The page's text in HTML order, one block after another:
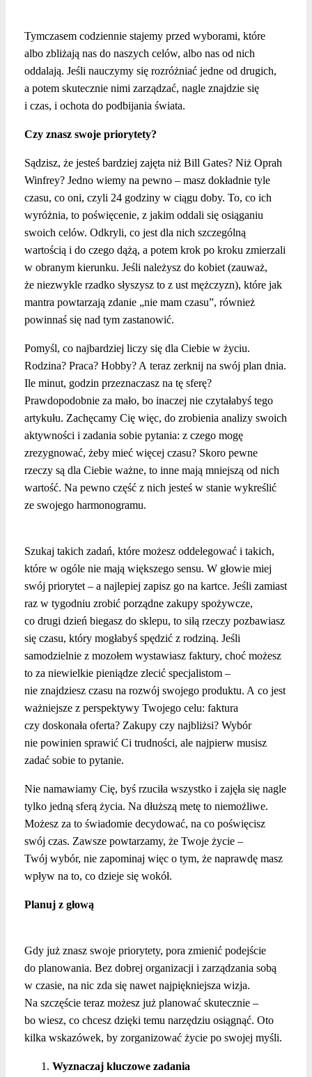
Tymczasem codziennie stajemy przed wyborami, które
albo zbliżają nas do naszych celów, albo nas od nich
oddalają. Jeśli nauczymy się rozróżniać jedne od drugich,
a potem skutecznie nimi zarządzać, nagle znajdzie się
i czas, i ochota do podbijania świata.
Czy znasz swoje priorytety?
Sądzisz, że jesteś bardziej zajęta niż Bill Gates? Niż Oprah
Winfrey? Jedno wiemy na pewno – masz dokładnie tyle
czasu, co oni, czyli 24 godziny w ciągu doby. To, co ich
wyróżnia, to poświęcenie, z jakim oddali się osiąganiu
swoich celów. Odkryli, co jest dla nich szczególną
wartością i do czego dążą, a potem krok po kroku zmierzali
w obranym kierunku. Jeśli należysz do kobiet (zauważ,
że niezwykle rzadko słyszysz to z ust mężczyzn), które jak
mantra powtarzają zdanie „nie mam czasu”, również
powinnaś się nad tym zastanowić.
Pomyśl, co najbardziej liczy się dla Ciebie w życiu.
Rodzina? Praca? Hobby? A teraz zerknij na swój plan dnia.
Ile minut, godzin przeznaczasz na tę sferę?
Prawdopodobnie za mało, bo inaczej nie czytałabyś tego
artykułu. Zachęcamy Cię więc, do zrobienia analizy swoich
aktywności i zadania sobie pytania: z czego mogę
zrezygnować, żeby mieć więcej czasu? Skoro pewne
rzeczy są dla Ciebie ważne, to inne mają mniejszą od nich
wartość. Na pewno część z nich jesteś w stanie wykreślić
ze swojego harmonogramu.
Szukaj takich zadań, które możesz oddelegować i takich,
które w ogóle nie mają większego sensu. W głowie miej
swój priorytet – a najlepiej zapisz go na kartce. Jeśli zamiast
raz w tygodniu zrobić porządne zakupy spożywcze,
co drugi dzień biegasz do sklepu, to siłą rzeczy pozbawiasz
się czasu, który mogłabyś spędzić z rodziną. Jeśli
samodzielnie z mozołem wystawiasz faktury, choć możesz
to za niewielkie pieniądze zlecić specjalistom –
nie znajdziesz czasu na rozwój swojego produktu. A co jest
ważniejsze z perspektywy Twojego celu: faktura
czy doskonała oferta? Zakupy czy najbliżsi? Wybór
nie powinien sprawić Ci trudności, ale najpierw musisz
zadać sobie to pytanie.
Nie namawiamy Cię, byś rzuciła wszystko i zajęła się nagle
tylko jedną sferą życia. Na dłuższą metę to niemożliwe.
Możesz za to świadomie decydować, na co poświęcisz
swój czas. Zawsze powtarzamy, że Twoje życie –
Twój wybór, nie zapominaj więc o tym, że naprawdę masz
wpływ na to, co dzieje się wokół.
Planuj z głową
Gdy już znasz swoje priorytety, pora zmienić podejście
do planowania. Bez dobrej organizacji i zarządzania sobą
w czasie, na nic zda się nawet najpiękniejsza wizja.
Na szczęście teraz możesz już planować skutecznie –
bo wiesz, co chcesz dzięki temu narzędziu osiągnąć. Oto
kilka wskazówek, by zorganizować życie po swojej myśli.
Wyznaczaj kluczowe zadania